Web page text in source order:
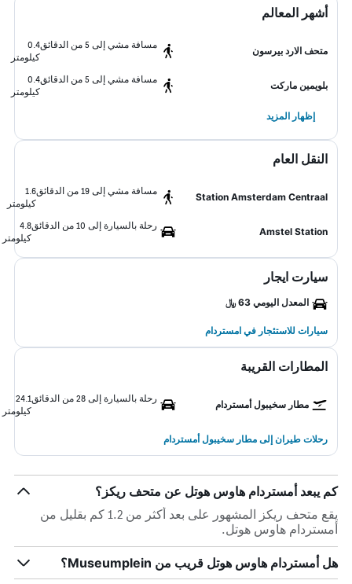
أشهر المعالم
متحف الارد بيرسون
مسافة مشي إلى 5 من الدقائق
0.4
كيلومتر
بلويمين ماركت
مسافة مشي إلى 5 من الدقائق
0.4
كيلومتر
إظهار المزيد
النقل العام
Station Amsterdam Centraal
مسافة مشي إلى 19 من الدقائق
1.6
كيلومتر
Amstel Station
رحلة بالسيارة إلى 10 من الدقائق
4.8
كيلومتر
سيارت ايجار
المعدل اليومي 63 ﷼
سيارات للاستئجار في امستردام
المطارات القريبة
مطار سخيبول أمستردام
رحلة بالسيارة إلى 28 من الدقائق
24.1
كيلومتر
رحلات طيران إلى مطار سخيبول أمستردام
كم يبعد أمستردام هاوس هوتل عن متحف ريكز؟
يقع متحف ريكز المشهور على بعد أكثر من 1.2 كم بقليل من
أمستردام هاوس هوتل.
هل أمستردام هاوس هوتل قريب من Museumplein؟